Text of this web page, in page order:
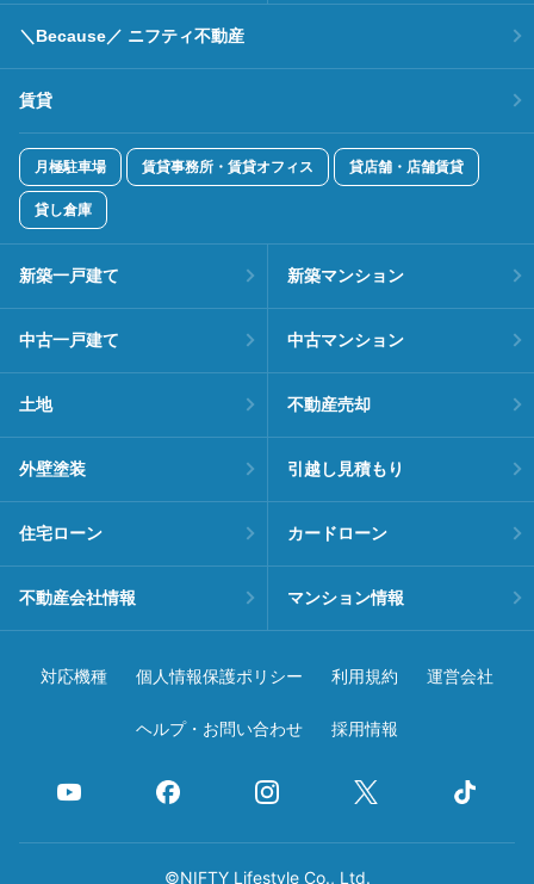
＼Because／ ニフティ不動産
賃貸
月極駐車場 賃貸事務所・賃貸オフィス 貸店舗・店舗賃貸
貸し倉庫
新築一戸建て 新築マンション
中古一戸建て 中古マンション
土地 不動産売却
外壁塗装 引越し見積もり
住宅ローン カードローン
不動産会社情報 マンション情報
対応機種 個人情報保護ポリシー 利用規約 運営会社
ヘルプ・お問い合わせ 採用情報
©NIFTY Lifestyle Co., Ltd.